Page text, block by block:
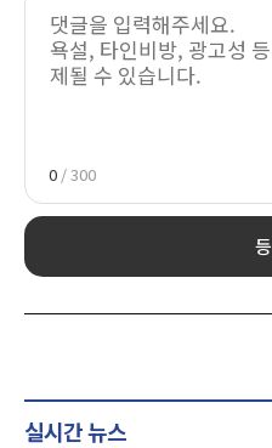
0 / 300
실시간 뉴스